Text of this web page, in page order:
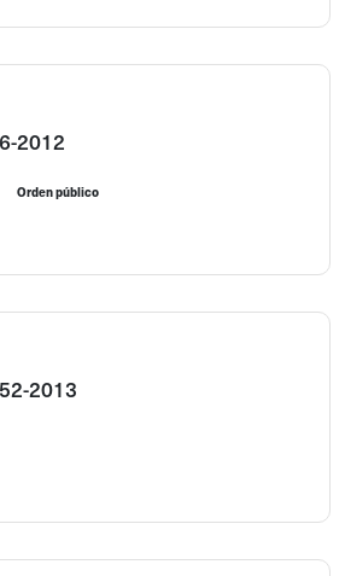
2012
Orden público
2013